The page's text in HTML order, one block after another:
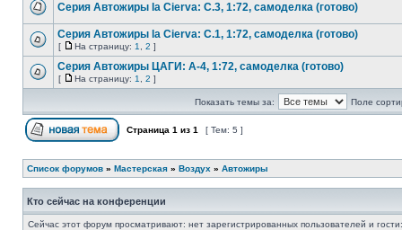
Серия Автожиры la Cierva: C.3, 1:72, самоделка (готово)
Серия Автожиры la Cierva: C.1, 1:72, самоделка (готово)
[ На страницу: 1 2 ]
Серия Автожиры ЦАГИ: А-4, 1:72, самоделка (готово)
[ На страницу: 1 2 ]
Показать темы за: Поле
Страница 1 из 1 [ Тем: 5 ]
Список форумов » Мастерская » Воздух » Автожиры
Кто сейчас на конференции
Сейчас этот форум просматривают: нет зарегистрированных пользователей и